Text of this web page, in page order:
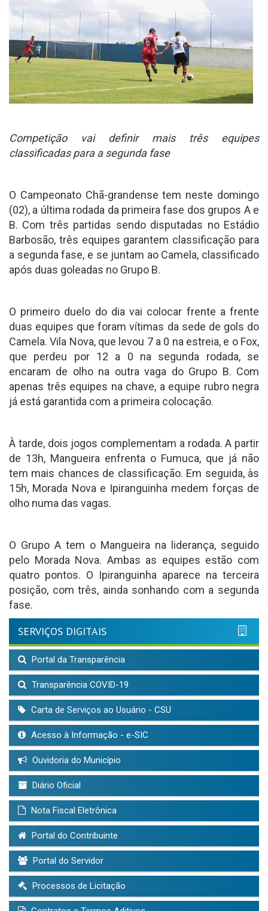
Competição vai definir mais três equipes
classificadas para a segunda fase
O Campeonato Chã-grandense tem neste domingo
(02), a última rodada da primeira fase dos grupos A e
B. Com três partidas sendo disputadas no Estádio
Barbosão, três equipes garantem classificação para
a segunda fase, e se juntam ao Camela, classificado
após duas goleadas no Grupo B.
O primeiro duelo do dia vai colocar frente a frente
duas equipes que foram vítimas da sede de gols do
Camela. Vila Nova, que levou 7 a 0 na estreia, e o Fox,
que perdeu por 12 a 0 na segunda rodada, se
encaram de olho na outra vaga do Grupo B. Com
apenas três equipes na chave, a equipe rubro negra
já está garantida com a primeira colocação.
À tarde, dois jogos complementam a rodada. A partir
de 13h, Mangueira enfrenta o Fumuca, que já não
tem mais chances de classificação. Em seguida, às
15h, Morada Nova e Ipiranguinha medem forças de
olho numa das vagas.
O Grupo A tem o Mangueira na liderança, seguido
pelo Morada Nova. Ambas as equipes estão com
quatro pontos. O Ipiranguinha aparece na terceira
posição, com três, ainda sonhando com a segunda
fase.
SERVIÇOS DIGITAIS
Portal da Transparência
Transparência COVID-19
Carta de Serviços ao Usuário - CSU
Acesso à Informação - e-SIC
Ouvidoria do Município
Diário Oficial
Nota Fiscal Eletrônica
Portal do Contribuinte
Portal do Servidor
Processos de Licitação